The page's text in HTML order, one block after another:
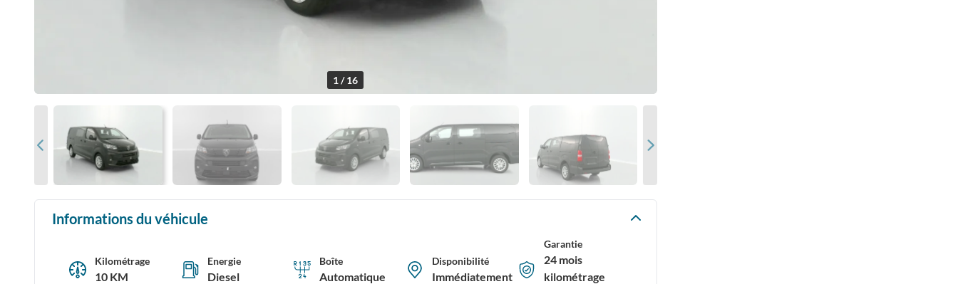
1 / 16
Informations du véhicule
Kilométrage
10 KM
Energie
Diesel
Boîte
Automatique
Disponibilité
Immédiatement
Garantie
24 mois
kilométrage